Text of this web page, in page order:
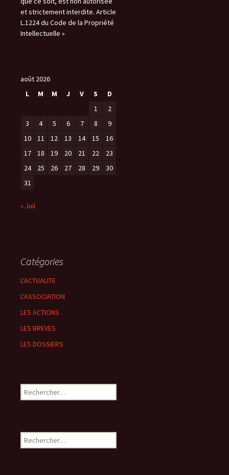
et strictement interdite. Article
L.1224 du Code de la Propriété
Intellectuelle »
août 2026
L
M M J V S
D
1
2
3
4 5 6 7 8
9
10
11 12 13 14 15
16
17
18 19 20 21 22
23
24
25 26 27 28 29
30
31
« Juil
Catégories
L'ACTUALITE
L'ASSOCIATION
LES ACTIONS
LES BREVES
LES DOSSIERS
Rechercher :
Rechercher :